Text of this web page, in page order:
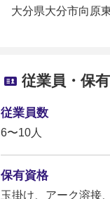
大分県大分市向原
従業員・保
従業員数
6〜10人
保有資格
玉掛け、アーク溶接